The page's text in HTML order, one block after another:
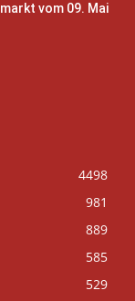
vom 09. Mai
4498
981
889
585
529